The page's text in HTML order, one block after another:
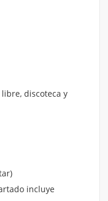
discoteca y
incluye